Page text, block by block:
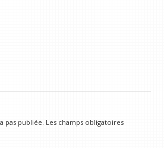
pas publiée. Les champs obligatoires